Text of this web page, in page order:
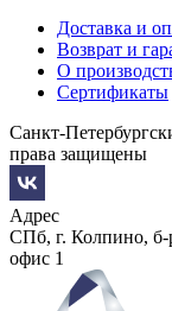
Доставка и
Возврат и
О
Сертификаты
Санкт-
права защищены
Адрес
СПб, г. Колпино,
офис 1